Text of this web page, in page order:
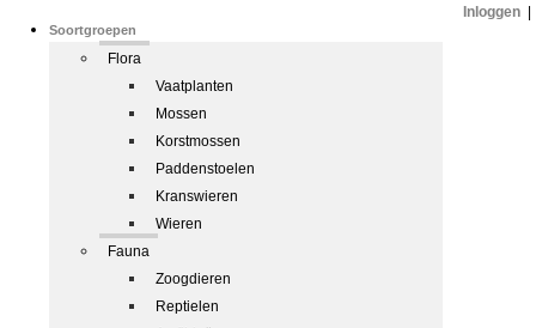
Soortgroepen
Flora
Vaatplanten
Mossen
Korstmossen
Paddenstoelen
Kranswieren
Wieren
Fauna
Zoogdieren
Reptielen
Inloggen